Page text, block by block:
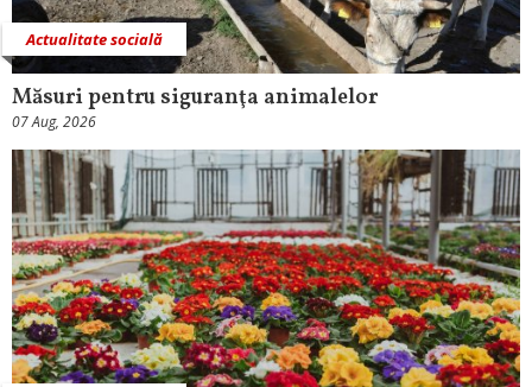
Actualitate socială
Măsuri pentru siguranţa animalelor
07 Aug, 2026